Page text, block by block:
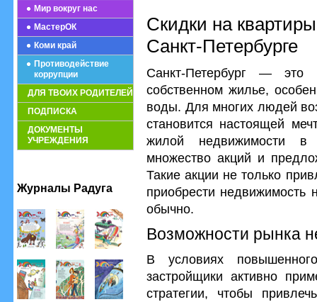
Мир вокруг нас
МастерОК
Коми край
Противодействие
коррупции
ДЛЯ ТВОИХ РОДИТЕЛЕЙ
ПОДПИСКА
ДОКУМЕНТЫ
УЧРЕЖДЕНИЯ
Журналы Радуга
Скидки на
Санкт-Петербурге
Санкт-Петербург —
собственном жилье,
воды. Для многих людей
становится настоящей
жилой недвижимости в
множество акций и
Такие акции не только
приобрести
обычно.
Возможности рынка
В условиях
застройщики активно
стратегии, чтобы